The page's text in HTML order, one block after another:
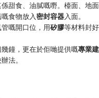
甜食、油膩嘅嘢。檯面、地面
食物放入​​密封容器​​入面。
嘅開口位，用​​矽膠​等材料封
鐘，更在於佢哋提供嘅​專業
法。